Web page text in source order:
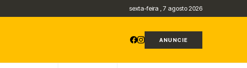
sexta-feira , 7 agosto 2026
ANUNCIE